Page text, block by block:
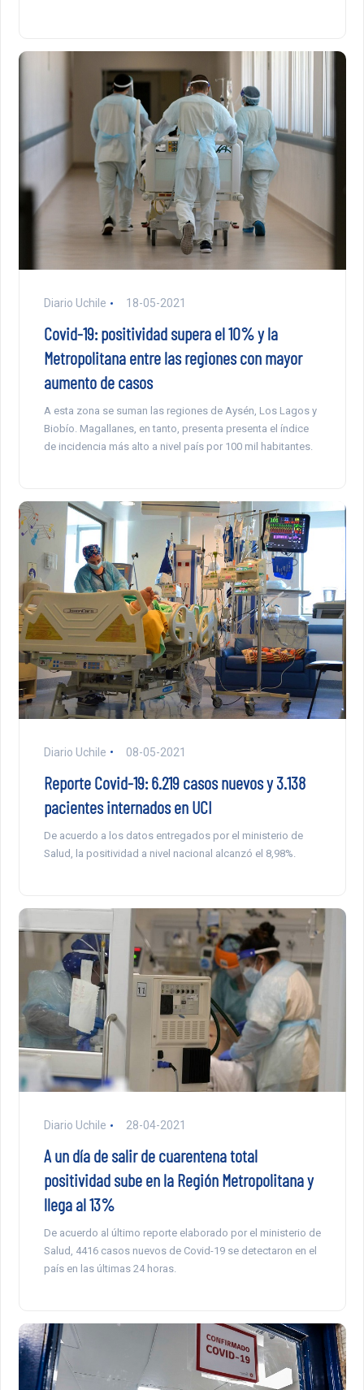
Diario Uchile 18-05-2021
Covid-19: positividad supera el 10% y la
Metropolitana entre las regiones con mayor
aumento de casos
A esta zona se suman las regiones de Aysén, Los Lagos y
Biobío. Magallanes, en tanto, presenta presenta el índice
de incidencia más alto a nivel país por 100 mil habitantes.
Diario Uchile 08-05-2021
Reporte Covid-19: 6.219 casos nuevos y 3.138
pacientes internados en UCI
De acuerdo a los datos entregados por el ministerio de
Salud, la positividad a nivel nacional alcanzó el 8,98%.
Diario Uchile 28-04-2021
A un día de salir de cuarentena total
positividad sube en la Región Metropolitana y
llega al 13%
De acuerdo al último reporte elaborado por el ministerio de
Salud, 4416 casos nuevos de Covid-19 se detectaron en el
país en las últimas 24 horas.